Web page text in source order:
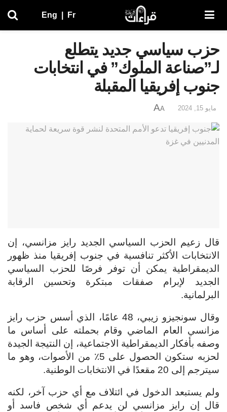
Eng Fr
حزب سياسي جديد يتطلع
لـ”صناعة الملوك” في انتخابات
جنوب إفريقيا المقبلة
مايو 15, 2024 A
A
قال زعيم الحزب السياسي الجديد رايز مزانسي، إن
الانتخابات الأكثر تنافسية في جنوب إفريقيا منذ ظهور
الديمقراطية يمكن أن توفر فرصًا للحزب السياسي
الجديد لإبرام صفقات مبتكرة وتحسين الرقابة
البرلمانية.
وقال سونجيزو زيبي، 48 عامًا، الذي أسس حزب رايز
مزانسي العام الماضي وقام بحملته على أساس ما
وصفه بأفكار الديمقراطية الاجتماعية، إن النتيجة الجيدة
لحزبه ستكون الحصول على 5٪ من الأصوات، وهو ما
سيترجم إلى 20 مقعدًا في الانتخابات الوطنية.
ولم يستبعد الدخول في ائتلاف مع أي حزب آخر، لكنه
قال إن رايز مزانسي لن يدعم أي شخص فاسد أو